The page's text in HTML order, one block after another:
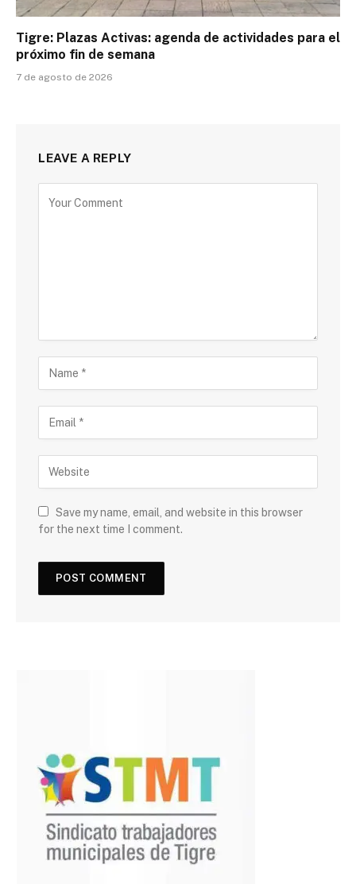
Tigre: Plazas Activas: agenda de actividades para el
próximo fin de semana
7 de agosto de 2026
LEAVE A REPLY
Save my name, email, and website in this browser
for the next time I comment.